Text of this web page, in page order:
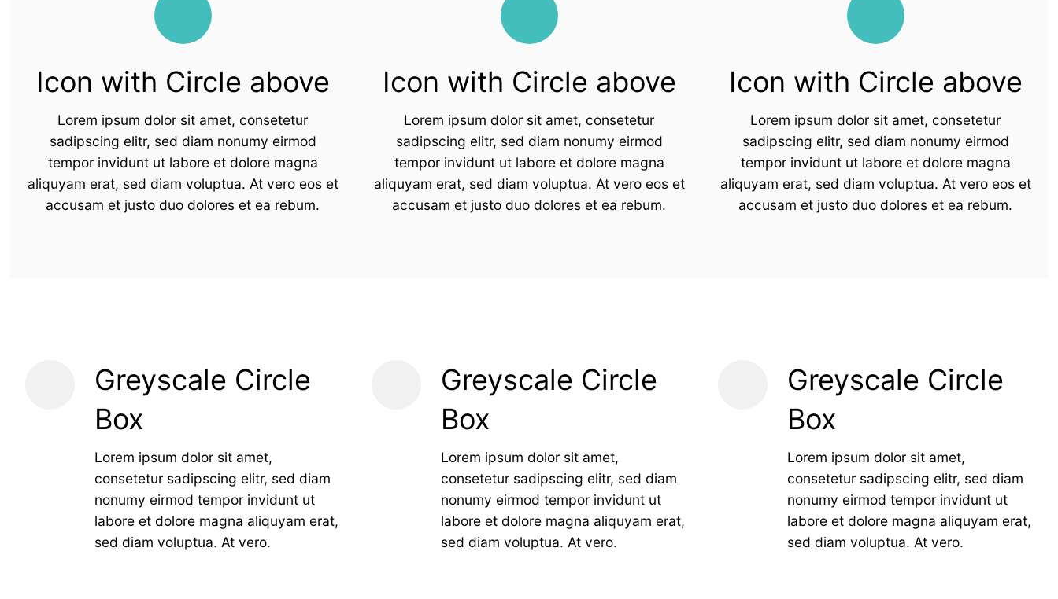
Icon with Circle above
Lorem ipsum dolor sit amet, consetetur
sadipscing elitr, sed diam nonumy eirmod
tempor invidunt ut labore et dolore magna
aliquyam erat, sed diam voluptua. At vero eos et
accusam et justo duo dolores et ea rebum.
Icon with Circle above
Lorem ipsum dolor sit amet, consetetur
sadipscing elitr, sed diam nonumy eirmod
tempor invidunt ut labore et dolore magna
aliquyam erat, sed diam voluptua. At vero eos et
accusam et justo duo dolores et ea rebum.
Icon with Circle above
Lorem ipsum dolor sit amet, consetetur
sadipscing elitr, sed diam nonumy eirmod
tempor invidunt ut labore et dolore magna
aliquyam erat, sed diam voluptua. At vero eos et
accusam et justo duo dolores et ea rebum.
Greyscale Circle
Box
Lorem ipsum dolor sit amet,
consetetur sadipscing elitr, sed diam
nonumy eirmod tempor invidunt ut
labore et dolore magna aliquyam erat,
sed diam voluptua. At vero.
Greyscale Circle
Box
Lorem ipsum dolor sit amet,
consetetur sadipscing elitr, sed diam
nonumy eirmod tempor invidunt ut
labore et dolore magna aliquyam erat,
sed diam voluptua. At vero.
Greyscale Circle
Box
Lorem ipsum dolor sit amet,
consetetur sadipscing elitr, sed diam
nonumy eirmod tempor invidunt ut
labore et dolore magna aliquyam erat,
sed diam voluptua. At vero.